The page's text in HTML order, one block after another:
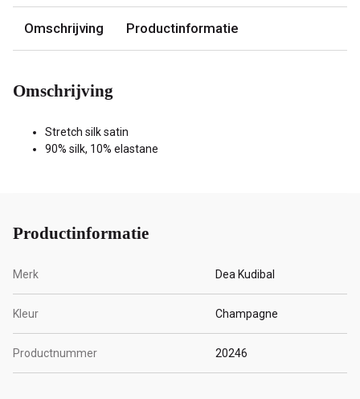
Omschrijving Productinformatie
Omschrijving
Stretch silk satin
90% silk, 10% elastane
Productinformatie
Merk Dea Kudibal
Kleur Champagne
Productnummer 20246